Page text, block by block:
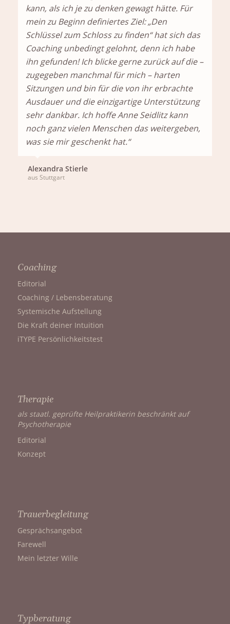
kann, als ich je zu denken gewagt hätte. Für
mein zu Beginn definiertes Ziel: „Den
Schlüssel zum Schloss zu finden“ hat sich das
Coaching unbedingt gelohnt, denn ich habe
ihn gefunden! Ich blicke gerne zurück auf die –
zugegeben manchmal für mich – harten
Sitzungen und bin für die von ihr erbrachte
Ausdauer und die einzigartige Unterstützung
sehr dankbar. Ich hoffe Anne Seidlitz kann
noch ganz vielen Menschen das weitergeben,
was sie mir geschenkt hat.“
Alexandra Stierle
aus Stuttgart
Coaching
Editorial
Coaching / Lebensberatung
Systemische Aufstellung
Die Kraft deiner Intuition
iTYPE Persönlichkeitstest
Therapie
als staatl. geprüfte Heilpraktikerin beschränkt auf
Psychotherapie
Editorial
Konzept
Trauerbegleitung
Gesprächsangebot
Farewell
Mein letzter Wille
Typberatung